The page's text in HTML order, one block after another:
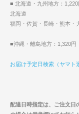
■ 北海道・九州地方：1,220
北海道
福岡・佐賀・長崎・熊本・
■沖縄・離島地方：1,320円
お届け予定日検索（ヤマト
配達日時指定は、ご注文日